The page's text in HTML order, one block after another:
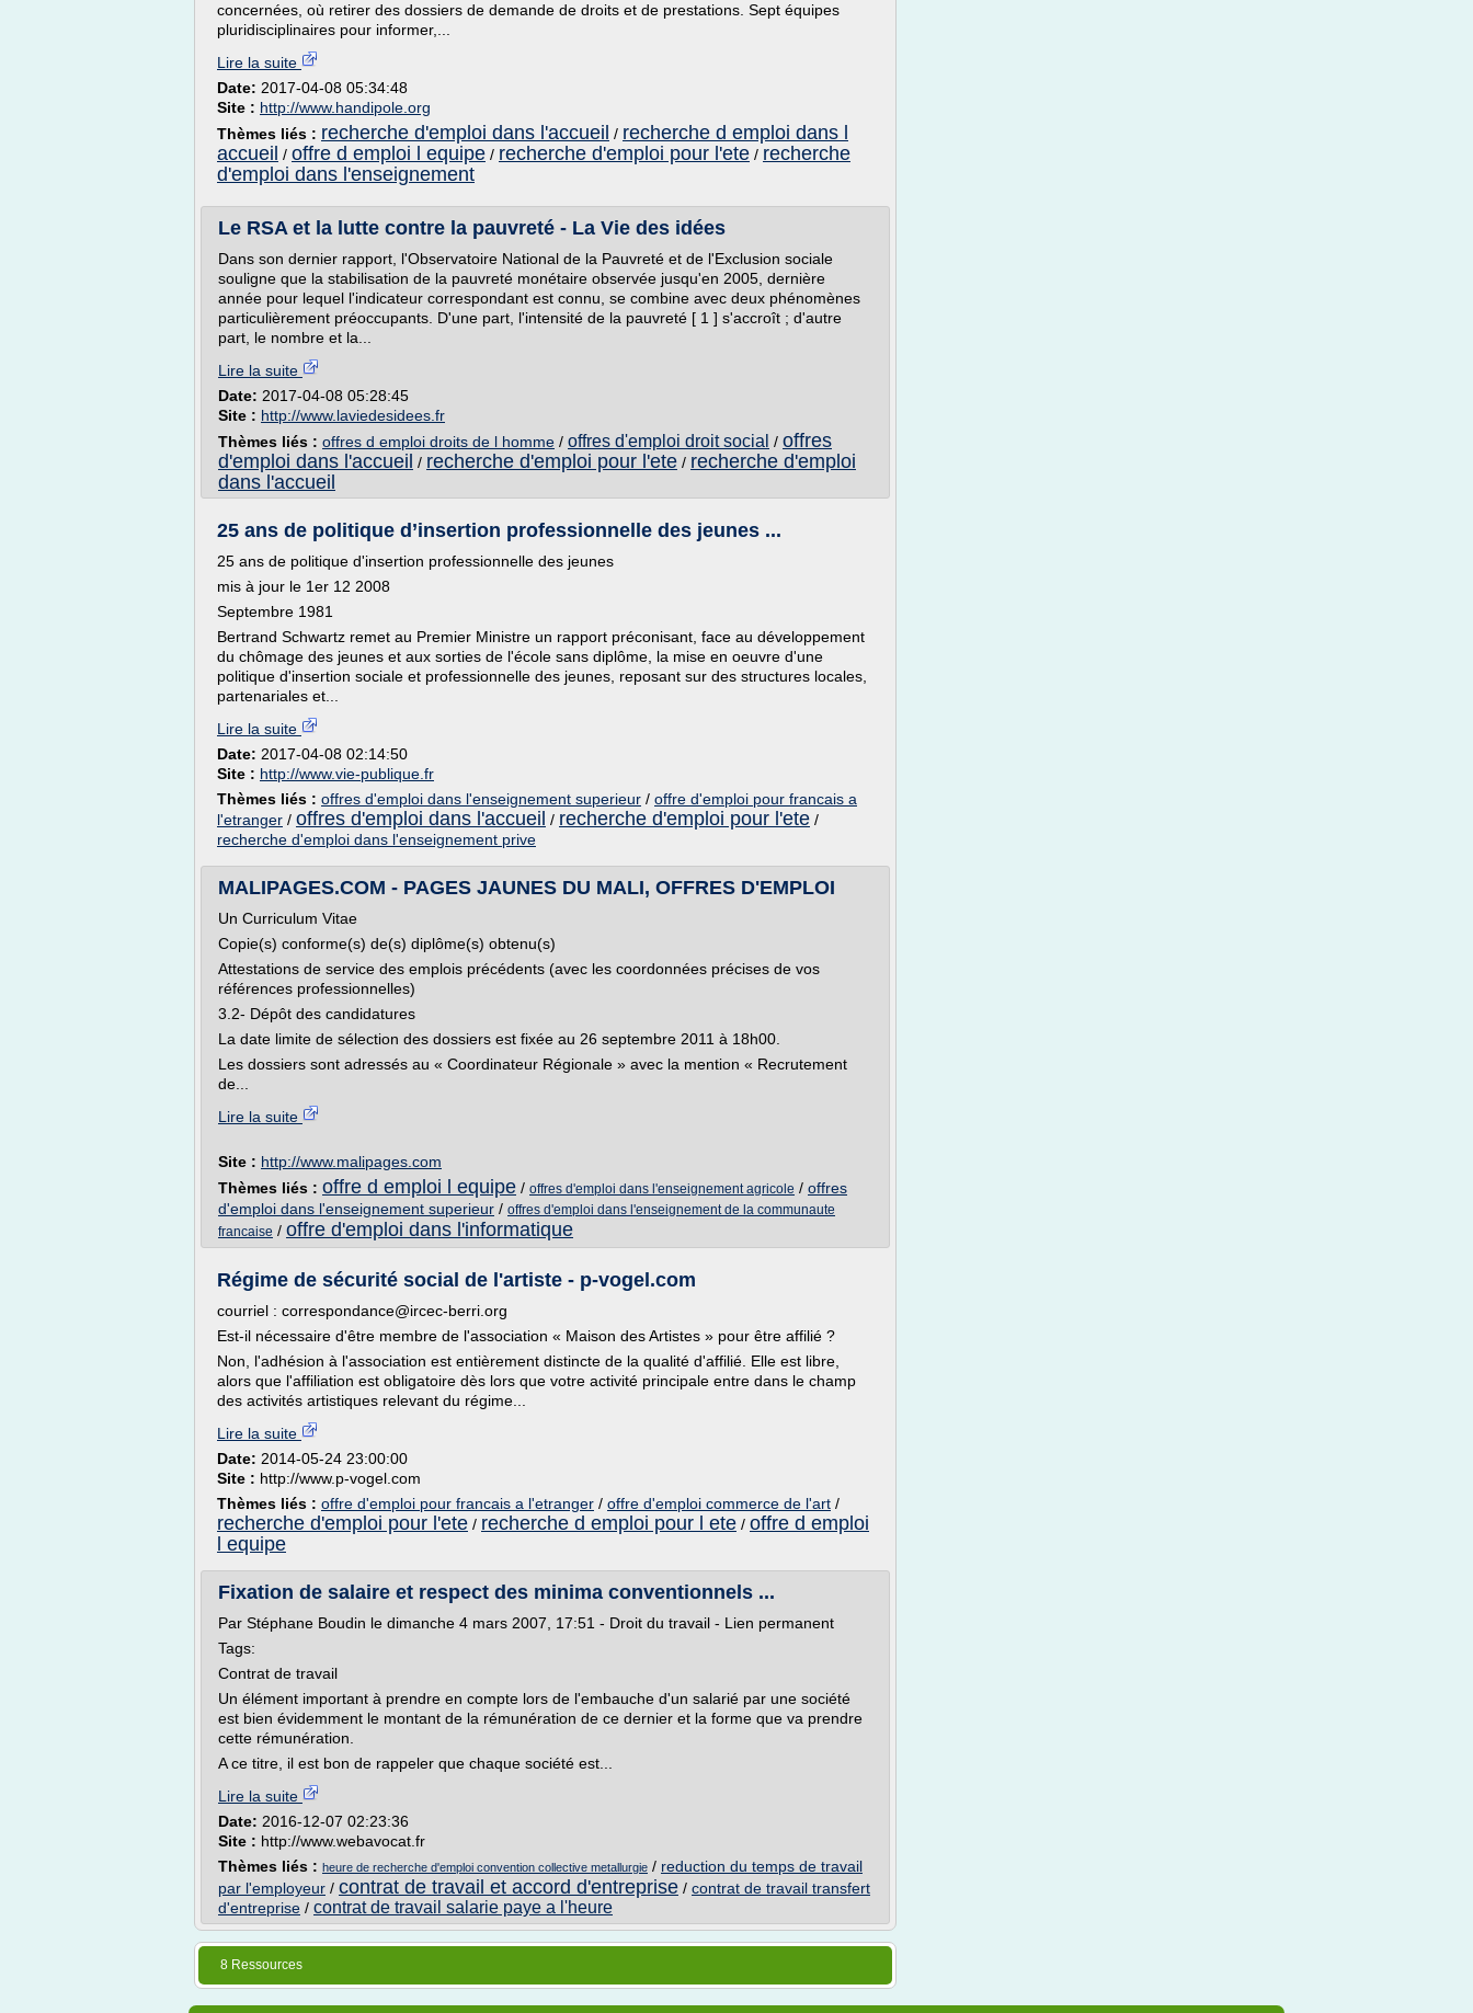
concernées, où retirer des dossiers de demande de droits et de prestations. Sept équipes
pluridisciplinaires pour informer,...
Lire la suite
Date: 2017-04-08 05:34:48
Site : http://www.handipole.org
Thèmes liés : recherche d'emploi dans l'accueil / recherche d emploi dans l
accueil / offre d emploi l equipe / recherche d'emploi pour l'ete / recherche
d'emploi dans l'enseignement
Le RSA et la lutte contre la pauvreté - La Vie des idées
Dans son dernier rapport, l'Observatoire National de la Pauvreté et de l'Exclusion sociale
souligne que la stabilisation de la pauvreté monétaire observée jusqu'en 2005, dernière
année pour lequel l'indicateur correspondant est connu, se combine avec deux phénomènes
particulièrement préoccupants. D'une part, l'intensité de la pauvreté [ 1 ] s'accroît ; d'autre
part, le nombre et la...
Lire la suite
Date: 2017-04-08 05:28:45
Site : http://www.laviedesidees.fr
Thèmes liés : offres d emploi droits de l homme / offres d'emploi droit social / offres
d'emploi dans l'accueil / recherche d'emploi pour l'ete / recherche d'emploi
dans l'accueil
25 ans de politique d’insertion professionnelle des jeunes ...
25 ans de politique d'insertion professionnelle des jeunes
mis à jour le 1er 12 2008
Septembre 1981
Bertrand Schwartz remet au Premier Ministre un rapport préconisant, face au développement
du chômage des jeunes et aux sorties de l'école sans diplôme, la mise en oeuvre d'une
politique d'insertion sociale et professionnelle des jeunes, reposant sur des structures locales,
partenariales et...
Lire la suite
Date: 2017-04-08 02:14:50
Site : http://www.vie-publique.fr
Thèmes liés : offres d'emploi dans l'enseignement superieur / offre d'emploi pour francais a
l'etranger / offres d'emploi dans l'accueil / recherche d'emploi pour l'ete /
recherche d'emploi dans l'enseignement prive
MALIPAGES.COM - PAGES JAUNES DU MALI, OFFRES D'EMPLOI
Un Curriculum Vitae
Copie(s) conforme(s) de(s) diplôme(s) obtenu(s)
Attestations de service des emplois précédents (avec les coordonnées précises de vos
références professionnelles)
3.2- Dépôt des candidatures
La date limite de sélection des dossiers est fixée au 26 septembre 2011 à 18h00.
Les dossiers sont adressés au « Coordinateur Régionale » avec la mention « Recrutement
de...
Lire la suite
Site : http://www.malipages.com
Thèmes liés : offre d emploi l equipe / offres d'emploi dans l'enseignement agricole / offres
d'emploi dans l'enseignement superieur / offres d'emploi dans l'enseignement de la communaute
francaise / offre d'emploi dans l'informatique
Régime de sécurité social de l'artiste - p-vogel.com
courriel : correspondance@ircec-berri.org
Est-il nécessaire d'être membre de l'association « Maison des Artistes » pour être affilié ?
Non, l'adhésion à l'association est entièrement distincte de la qualité d'affilié. Elle est libre,
alors que l'affiliation est obligatoire dès lors que votre activité principale entre dans le champ
des activités artistiques relevant du régime...
Lire la suite
Date: 2014-05-24 23:00:00
Site : http://www.p-vogel.com
Thèmes liés : offre d'emploi pour francais a l'etranger / offre d'emploi commerce de l'art /
recherche d'emploi pour l'ete / recherche d emploi pour l ete / offre d emploi
l equipe
Fixation de salaire et respect des minima conventionnels ...
Par Stéphane Boudin le dimanche 4 mars 2007, 17:51 - Droit du travail - Lien permanent
Tags:
Contrat de travail
Un élément important à prendre en compte lors de l'embauche d'un salarié par une société
est bien évidemment le montant de la rémunération de ce dernier et la forme que va prendre
cette rémunération.
A ce titre, il est bon de rappeler que chaque société est...
Lire la suite
Date: 2016-12-07 02:23:36
Site : http://www.webavocat.fr
Thèmes liés : heure de recherche d'emploi convention collective metallurgie / reduction du temps de travail
par l'employeur / contrat de travail et accord d'entreprise / contrat de travail transfert
d'entreprise / contrat de travail salarie paye a l'heure
8 Ressources